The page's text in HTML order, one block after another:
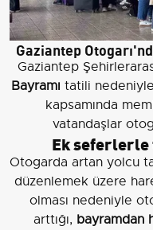
Gaziantep
Gaziantep
Bayramı tatili
kapsamında
vatandaşlar
Ek seferlerle
Otogarda artan yolcu
düzenlemek üzere
olması nedeniyle
arttığı, bayramdan